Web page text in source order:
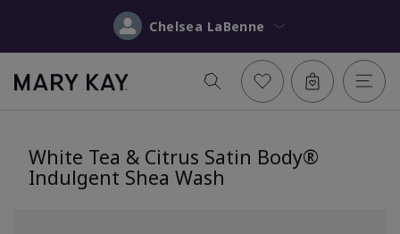
Chelsea LaBenne
White Tea & Citrus Satin Body®
Indulgent Shea Wash